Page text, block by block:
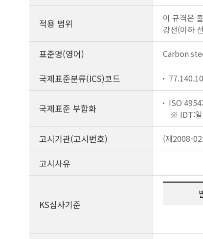
적용 범위
이 규격은
강선(이하
표준명(영어) Carbon
국제표준분류(ICS)코드
국제표준 부합화
ISO
※ IDT:일
고시기관(고시번호) (제2008-
고시사유
KS심사기준